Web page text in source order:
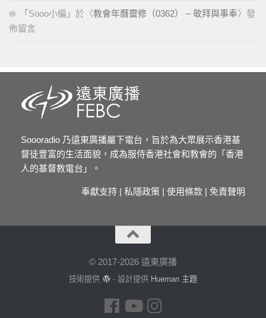
「 Sooo小編 」於〈教會年曆靈修（0362） – 敬拜與事奉〉發
佈留言
Soooradio 乃遠東廣播屬下電台，旨於為大眾展示香港基
督徒豐富的生活面貌，成為服侍香港社會和教會的「香港
人的基督教電台」。
奉獻支持 | 私隱政策 | 使用條款 | 免責聲明
© 2017-2026 遠東廣播
技術提供 - 設計提供 Hueman 主題